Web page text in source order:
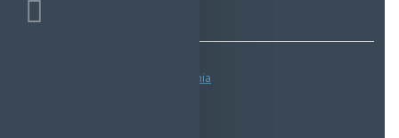
Spune-ţi opinia